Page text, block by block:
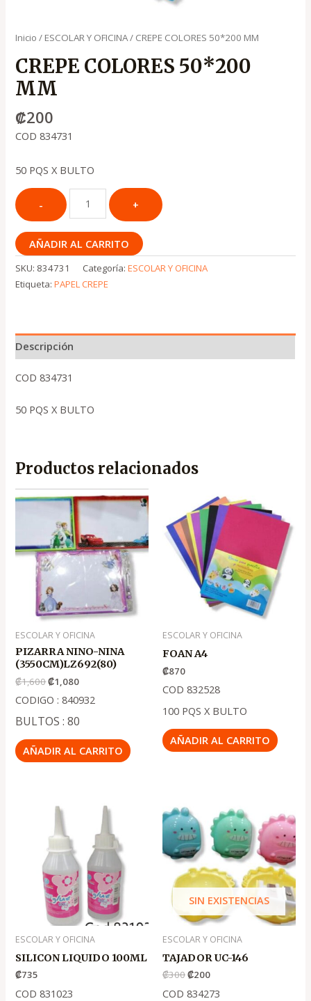
Inicio / ESCOLAR Y OFICINA/ CREPE COLORES 50*200 MM
CREPE COLORES 50*200
MM
₡200
COD 834731
50 PQS X BULTO
AÑADIR AL CARRITO
SKU: 834731 Categoría:ESCOLAR Y OFICINA
Etiqueta:PAPEL CREPE
Descripción
COD 834731
50 PQS X BULTO
Productos relacionados
ESCOLAR Y OFICINA
PIZARRA NINO-NINA
(3550CM)LZ692(80)
₡1,600
El
precio
original
era:
₡1,600
₡1,080
El
precio
es:
.
₡1,080
CODIGO : 840932
BULTOS : 80
AÑADIR AL CARRITO
ESCOLAR Y OFICINA
FOAN A4
₡870
COD 832528
100 PQS X BULTO
AÑADIR AL CARRITO
ESCOLAR Y OFICINA
SILICON LIQUIDO 100ML
₡735
COD 831023
SIN EXISTENCIAS
ESCOLAR Y OFICINA
TAJADOR UC-146
₡300
precio
original
era:
.
₡300
₡200
precio
actual
es:
.
₡200
COD 834273